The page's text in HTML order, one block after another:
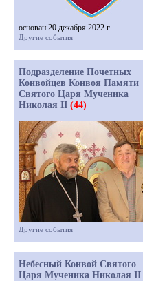
основан 20 декабря 2022 г.
Другие события
Подразделение Почетных
Конвойцев Конвоя Памяти
Святого Царя Мученика
Николая II (44)
Другие события
Небесный Конвой Святого
Царя Мученика Николая II